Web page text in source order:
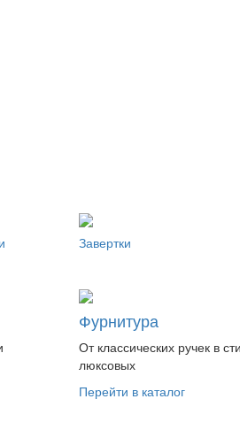
Завертки
Фурнитура
От классических ручек в
люксовых
Перейти в каталог